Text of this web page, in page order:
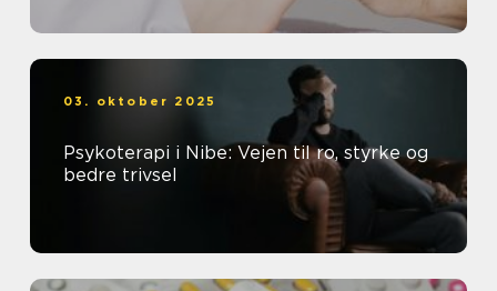
03. oktober 2025
Psykoterapi i Nibe: Vejen til ro, styrke og
bedre trivsel